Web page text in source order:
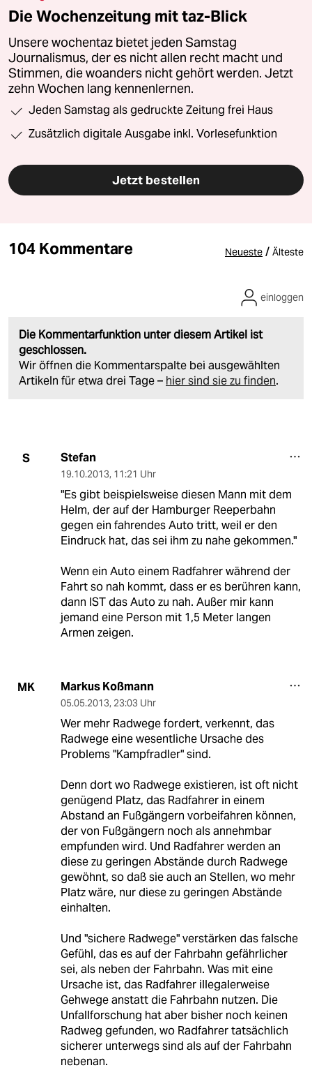
Die Wochenzeitung mit taz-Blick
Unsere wochentaz bietet jeden Samstag
Journalismus, der es nicht allen recht macht und
Stimmen, die woanders nicht gehört werden. Jetzt
zehn Wochen lang kennenlernen.
Jeden Samstag als gedruckte Zeitung frei Haus
Zusätzlich digitale Ausgabe inkl. Vorlesefunktion
Jetzt bestellen
104 Kommentare Neueste / Älteste
Die Kommentarfunktion unter diesem Artikel ist
geschlossen.
Wir öffnen die Kommentarspalte bei ausgewählten
Artikeln für etwa drei Tage – hier sind sie zu finden.
einloggen
S Stefan
19.10.2013, 11:21 Uhr
"Es gibt beispielsweise diesen Mann mit dem
Helm, der auf der Hamburger Reeperbahn
gegen ein fahrendes Auto tritt, weil er den
Eindruck hat, das sei ihm zu nahe gekommen."
Wenn ein Auto einem Radfahrer während der
Fahrt so nah kommt, dass er es berühren kann,
dann IST das Auto zu nah. Außer mir kann
jemand eine Person mit 1,5 Meter langen
Armen zeigen.
MK Markus Koßmann
05.05.2013, 23:03 Uhr
Wer mehr Radwege fordert, verkennt, das
Radwege eine wesentliche Ursache des
Problems "Kampfradler" sind.
Denn dort wo Radwege existieren, ist oft nicht
genügend Platz, das Radfahrer in einem
Abstand an Fußgängern vorbeifahren können,
der von Fußgängern noch als annehmbar
empfunden wird. Und Radfahrer werden an
diese zu geringen Abstände durch Radwege
gewöhnt, so daß sie auch an Stellen, wo mehr
Platz wäre, nur diese zu geringen Abstände
einhalten.
Und "sichere Radwege" verstärken das falsche
Gefühl, das es auf der Fahrbahn gefährlicher
sei, als neben der Fahrbahn. Was mit eine
Ursache ist, das Radfahrer illegalerweise
Gehwege anstatt die Fahrbahn nutzen. Die
Unfallforschung hat aber bisher noch keinen
Radweg gefunden, wo Radfahrer tatsächlich
sicherer unterwegs sind als auf der Fahrbahn
nebenan.